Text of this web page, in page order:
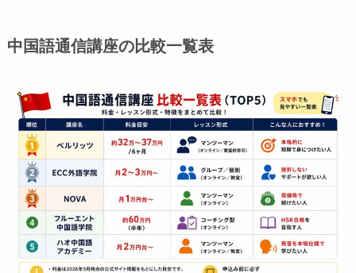
中国語通信講座の比較一覧表